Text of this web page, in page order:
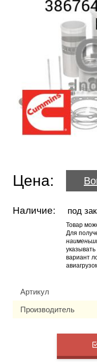
Цена:
Наличие: под
Товар
Для
вариант
Артикул
Производитель